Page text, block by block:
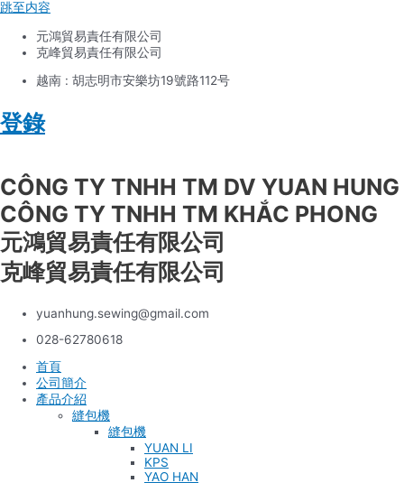
跳至内容
元鴻貿易責任有限公司
克峰貿易責任有限公司
越南 : 胡志明市安樂坊19號路112号
登錄
CÔNG TY TNHH TM DV YUAN HUNG
CÔNG TY TNHH TM KHẮC PHONG
元鴻貿易責任有限公司
克峰貿易責任有限公司
yuanhung.sewing@gmail.com
028-62780618
首頁
公司簡介
產品介紹
縫包機
縫包機
YUAN LI
KPS
YAO HAN